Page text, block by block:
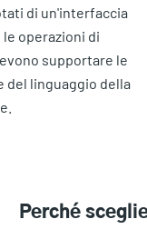
di un'interfaccia
le operazioni di
supportare le
del linguaggio della
Perché